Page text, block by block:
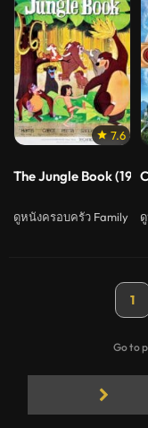
7.6
The Jungle Book
ดูหนังครอบครัว Family
1
Go to
Next